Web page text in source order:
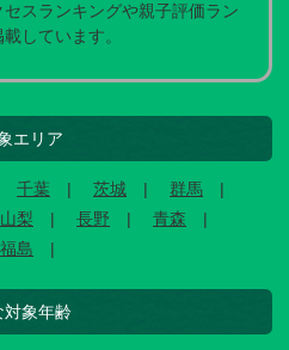
スランキングや親子評価ラン
しています。
エリア
千葉 茨城
群馬
山梨 長野
青森
福島
対象年齢